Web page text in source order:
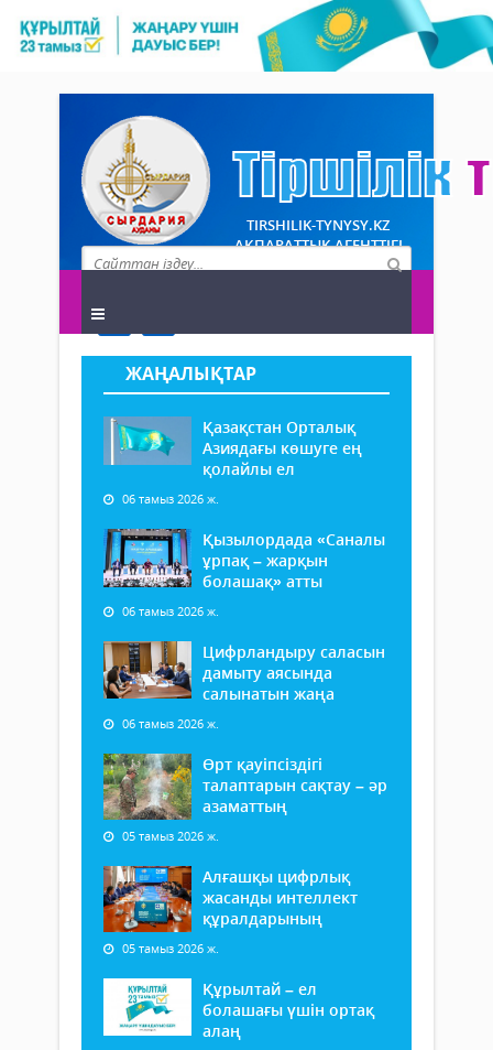
TIRSHILIK-TYNYSY.KZ
АҚПАРАТТЫҚ АГЕНТТІГІ
ЖАҢАЛЫҚТАР
Қазақстан Орталық
Азиядағы көшуге ең
қолайлы ел
06 тамыз 2026 ж.
Қызылордада «Саналы
ұрпақ – жарқын
болашақ» атты
06 тамыз 2026 ж.
Цифрландыру саласын
дамыту аясында
салынатын жаңа
06 тамыз 2026 ж.
Өрт қауіпсіздігі
талаптарын сақтау – әр
азаматтың
05 тамыз 2026 ж.
Алғашқы цифрлық
жасанды интеллект
құралдарының
05 тамыз 2026 ж.
Құрылтай – ел
болашағы үшін ортақ
алаң